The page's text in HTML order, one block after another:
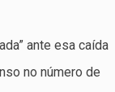
ante esa caída
no número de